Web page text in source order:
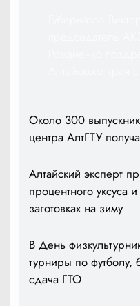
Около 300
центра АлтГТУ
Алтайский эксперт
процентного уксуса
заготовках на зиму
В День
турниры по футболу,
сдача ГТО